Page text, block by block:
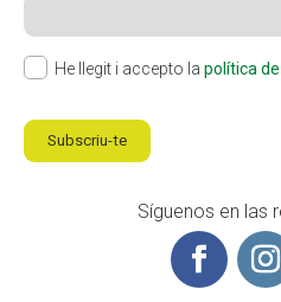
He llegit i accepto la política
Subscriu-te
Síguenos en las